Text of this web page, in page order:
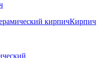
кирпичКирпич